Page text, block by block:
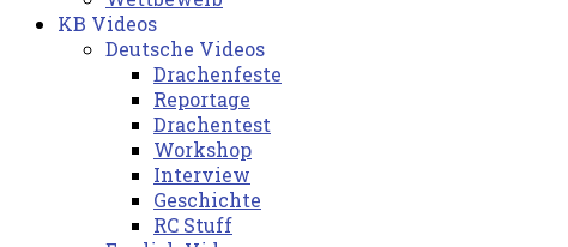
KB Videos
Deutsche Videos
Drachenfeste
Reportage
Drachentest
Workshop
Interview
Geschichte
RC Stuff